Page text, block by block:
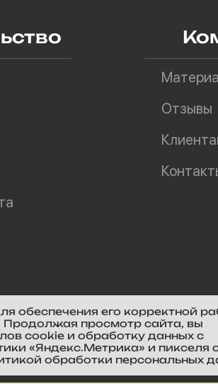
Отзывы
обеспечения его корректной
Продолжая просмотр сайта, вы
cookie и обработку данных с
«Яндекс.Метрика» и пикселя
обработки персональных